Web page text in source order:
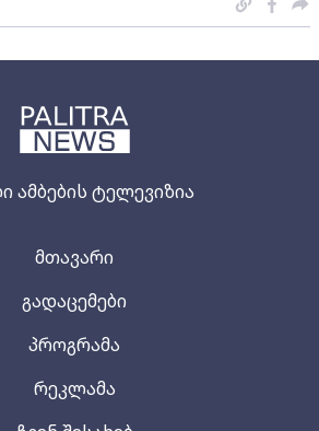
ამბების ტელევიზია
მთავარი
გადაცემები
პროგრამა
რეკლამა